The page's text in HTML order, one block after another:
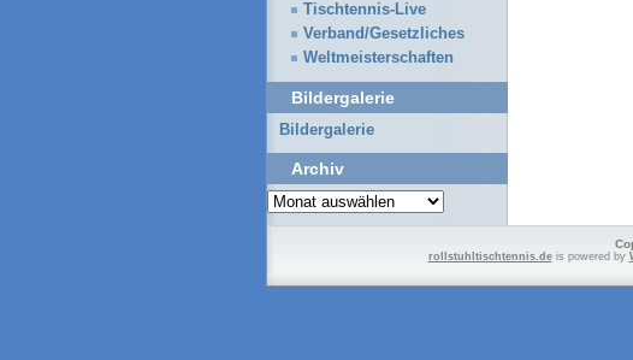
Tischtennis-Live
Verband/Gesetzliches
Weltmeisterschaften
Bildergalerie
Bildergalerie
Archiv
Archiv
rollstuhltischtennis.deis powered by